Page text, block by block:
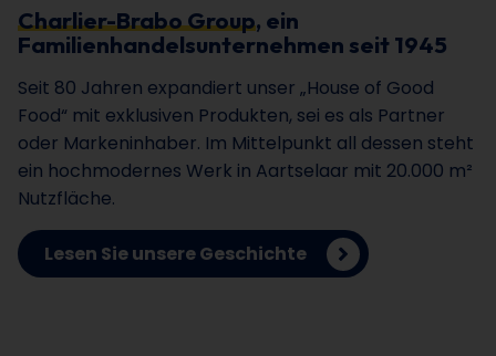
Charlier-Brabo Group, ein
Familienhandelsunternehmen seit 1945
Seit 80 Jahren expandiert unser „House of Good
Food“ mit exklusiven Produkten, sei es als Partner
oder Markeninhaber. Im Mittelpunkt all dessen steht
ein hochmodernes Werk in Aartselaar mit 20.000 m²
Nutzfläche.
Lesen Sie unsere Geschichte